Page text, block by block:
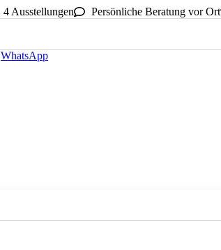
4 Ausstellungen Persönliche Beratung vor Ort
WhatsApp